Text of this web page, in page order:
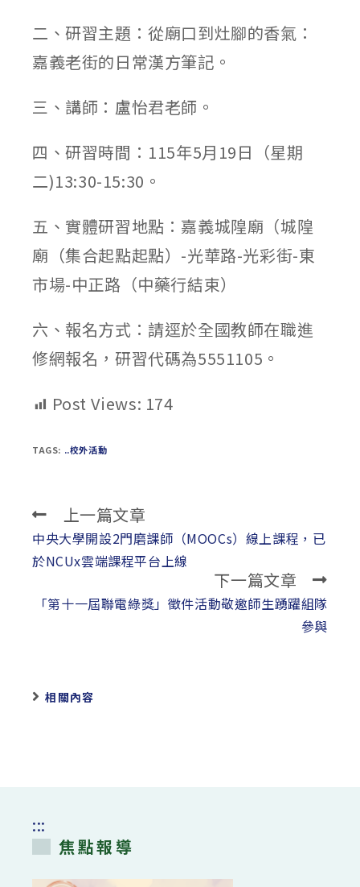
二、研習主題：從廟口到灶腳的香氣：
嘉義老街的日常漢方筆記。
三、講師：盧怡君老師。
四、研習時間：115年5月19日（星期
二)13:30-15:30。
五、實體研習地點：嘉義城隍廟（城隍
廟（集合起點起點）-光華路-光彩街-東
市場-中正路（中藥行結束）
六、報名方式：請逕於全國教師在職進
修網報名，研習代碼為5551105。
Post Views: 174
TAGS: ..校外活動
Read
more
articles
上一篇文章
中央大學開設2門磨課師（MOOCs）線上課程，已
於NCUx雲端課程平台上線
下一篇文章
「第十一屆聯電綠獎」徵件活動敬邀師生踴躍組隊
參與
相關內容
:::
焦點報導